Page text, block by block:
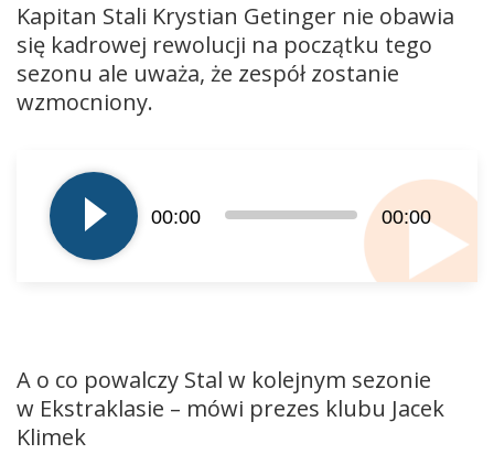
Kapitan Stali Krystian Getinger nie obawia
się kadrowej rewolucji na początku tego
sezonu ale uważa, że zespół zostanie
wzmocniony.
plików
dźwiękowych
00:00 00:00
A o co powalczy Stal w kolejnym sezonie
w Ekstraklasie – mówi prezes klubu Jacek
Klimek